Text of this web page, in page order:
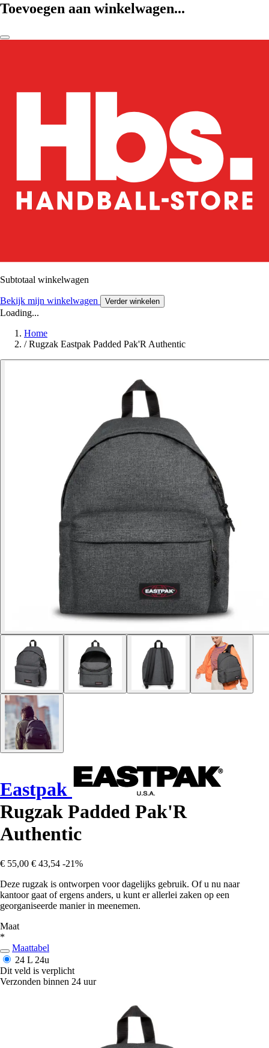
Toevoegen aan winkelwagen...
Subtotaal winkelwagen
Bekijk mijn winkelwagen Verder winkelen
Loading...
Home
/ Rugzak Eastpak Padded Pak'R Authentic
Eastpak
Rugzak Padded Pak'R
Authentic
€ 55,00 € 43,54 -21%
Deze rugzak is ontworpen voor dagelijks gebruik. Of u nu naar
kantoor gaat of ergens anders, u kunt er allerlei zaken op een
georganiseerde manier in meenemen.
Maat
*
Maattabel
24 L 24u
Dit veld is verplicht
Verzonden binnen 24 uur